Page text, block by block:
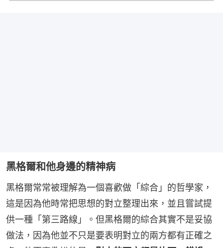
黑格爾和他身邊的精神病
黑格爾常常被理解為一個喜歡做「綜合」的哲學家，
這是因為他時常把思想的對立整理出來，並且嘗試提
供一種「第三路線」。但黑格爾的綜合其實不是妥協
做法，因為他並不只是要表明對立的兩方都有正確之